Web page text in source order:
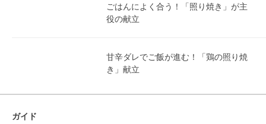
ごはんによく合う！「照り焼き」が主
役の献立
甘辛ダレでご飯が進む！「鶏の照り焼
き」献立
ガイド